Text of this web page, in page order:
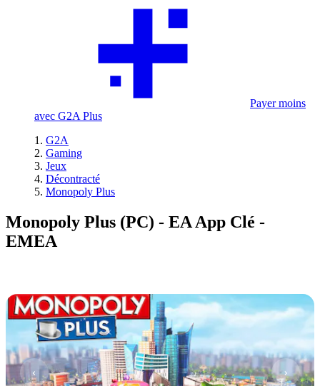
Payer moins
avec G2A Plus
G2A
Gaming
Jeux
Décontracté
Monopoly Plus
Monopoly Plus (PC) - EA App Clé -
EMEA